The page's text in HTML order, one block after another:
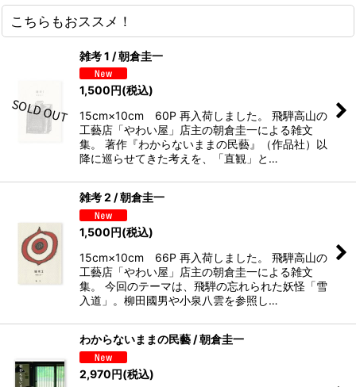
こちらもおススメ！
雑考 1 / 朝倉圭一
1,500円(税込)
15cm×10cm 60P 再入荷しました。 飛騨高山の
工藝店「やわい屋」店主の朝倉圭一による雑文
集。 著作『わからないままの民藝』（作品社）以
降に巡らせてきた考えを、「直観」と…
雑考 2 / 朝倉圭一
1,500円(税込)
15cm×10cm 66P 再入荷しました。 飛騨高山の
工藝店「やわい屋」店主の朝倉圭一による雑文
集。 今回のテーマは、飛騨の忘れられた妖怪「雪
入道」。柳田國男や小泉八雲を参照し…
わからないままの民藝 / 朝倉圭一
2,970円(税込)